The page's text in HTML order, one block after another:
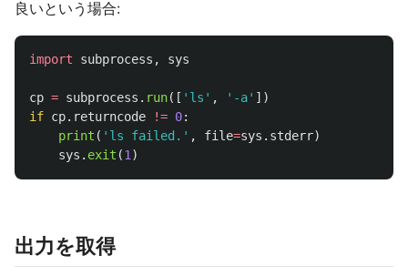
良いという場合:
import subprocess , sys
cp = subprocess . run([ ' ls ' , ' -a' ])
if cp. returncode != 0:
print ( ' ls failed. ' , file=sys . stderr)
sys . exit (1 )
出力を取得